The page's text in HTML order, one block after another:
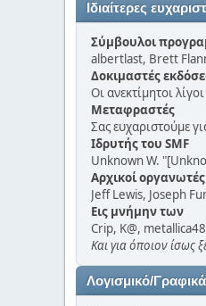
Ιδιαίτερες
Σύμβουλοι
albertlast, Brett
Δοκιμαστές
Οι ανεκτίμητοι
Μεταφραστές
Σας ευχαριστούμε
Ιδρυτής του SMF
Unknown W.
Αρχικοί
Jeff Lewis, Joseph
Εις μνήμην των
Crip, K@,
Και για όποιον ίσως
Λογισμικό/Γραφικά